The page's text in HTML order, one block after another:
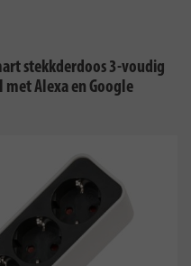
stekkderdoos 3-voudig
Alexa en Google